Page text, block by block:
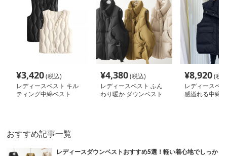
¥3,420(税込)
レディースベスト キル
ティング中綿ベスト
¥4,380(税込)
レディースベスト ふん
わり暖か ダウンベスト
¥8,920(税
レディースベ
感溢れる中綿
おすすめ記事一覧
レディースダウンベストおすすめ5選！軽い着心地でしっか